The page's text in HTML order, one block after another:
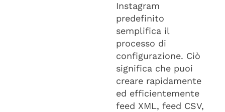
Instagram
predefinito
semplifica il
processo di
configurazione. Ciò
significa che puoi
creare rapidamente
ed efficientemente
feed XML, feed CSV,